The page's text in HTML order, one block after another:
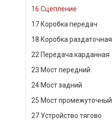
16 Сцепление
17 Коробка передач
18 Коробка раздаточная
22 Передача карданная
23 Мост передний
24 Мост задний
25 Мост промежуточный
27 Устройство тягово